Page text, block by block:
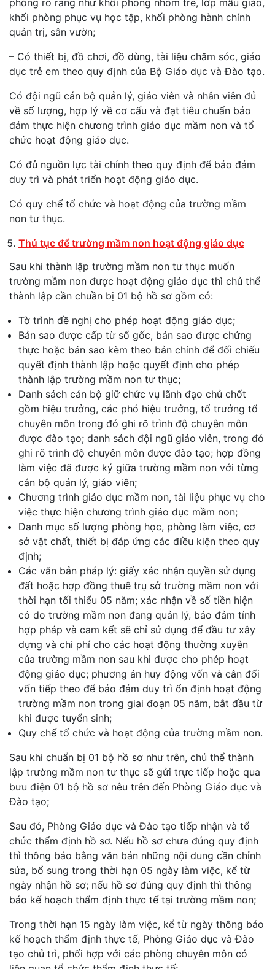
phòng rõ ràng như khối phòng nhóm trẻ, lớp mẫu giáo,
khối phòng phục vụ học tập, khối phòng hành chính
quản trị, sân vườn;
– Có thiết bị, đồ chơi, đồ dùng, tài liệu chăm sóc, giáo
dục trẻ em theo quy định của Bộ Giáo dục và Đào tạo.
Có đội ngũ cán bộ quản lý, giáo viên và nhân viên đủ
về số lượng, hợp lý về cơ cấu và đạt tiêu chuẩn bảo
đảm thực hiện chương trình giáo dục mầm non và tổ
chức hoạt động giáo dục.
Có đủ nguồn lực tài chính theo quy định để bảo đảm
duy trì và phát triển hoạt động giáo dục.
Có quy chế tổ chức và hoạt động của trường mầm
non tư thục.
Thủ tục để trường mầm non hoạt động giáo dục
Sau khi thành lập trường mầm non tư thục muốn
trường mầm non được hoạt động giáo dục thì chủ thể
thành lập cần chuần bị 01 bộ hồ sơ gồm có:
Tờ trình đề nghị cho phép hoạt động giáo dục;
Bản sao được cấp từ sổ gốc, bản sao được chứng
thực hoặc bản sao kèm theo bản chính để đối chiếu
quyết định thành lập hoặc quyết định cho phép
thành lập trường mầm non tư thục;
Danh sách cán bộ giữ chức vụ lãnh đạo chủ chốt
gồm hiệu trưởng, các phó hiệu trưởng, tổ trưởng tổ
chuyên môn trong đó ghi rõ trình độ chuyên môn
được đào tạo; danh sách đội ngũ giáo viên, trong đó
ghi rõ trình độ chuyên môn được đào tạo; hợp đồng
làm việc đã được ký giữa trường mầm non với từng
cán bộ quản lý, giáo viên;
Chương trình giáo dục mầm non, tài liệu phục vụ cho
việc thực hiện chương trình giáo dục mầm non;
Danh mục số lượng phòng học, phòng làm việc, cơ
sở vật chất, thiết bị đáp ứng các điều kiện theo quy
định;
Các văn bản pháp lý: giấy xác nhận quyền sử dụng
đất hoặc hợp đồng thuê trụ sở trường mầm non với
thời hạn tối thiểu 05 năm; xác nhận về số tiền hiện
có do trường mầm non đang quản lý, bảo đảm tính
hợp pháp và cam kết sẽ chỉ sử dụng để đầu tư xây
dựng và chi phí cho các hoạt động thường xuyên
của trường mầm non sau khi được cho phép hoạt
động giáo dục; phương án huy động vốn và cân đối
vốn tiếp theo để bảo đảm duy trì ổn định hoạt động
trường mầm non trong giai đoạn 05 năm, bắt đầu từ
khi được tuyển sinh;
Quy chế tổ chức và hoạt động của trường mầm non.
Sau khi chuẩn bị 01 bộ hồ sơ như trên, chủ thể thành
lập trường mầm non tư thục sẽ gửi trực tiếp hoặc qua
bưu điện 01 bộ hồ sơ nêu trên đến Phòng Giáo dục và
Đào tạo;
Sau đó, Phòng Giáo dục và Đào tạo tiếp nhận và tổ
chức thẩm định hồ sơ. Nếu hồ sơ chưa đúng quy định
thì thông báo bằng văn bản những nội dung cần chỉnh
sửa, bổ sung trong thời hạn 05 ngày làm việc, kể từ
ngày nhận hồ sơ; nếu hồ sơ đúng quy định thì thông
báo kế hoạch thẩm định thực tế tại trường mầm non;
Trong thời hạn 15 ngày làm việc, kể từ ngày thông báo
kế hoạch thẩm định thực tế, Phòng Giáo dục và Đào
tạo chủ trì, phối hợp với các phòng chuyên môn có